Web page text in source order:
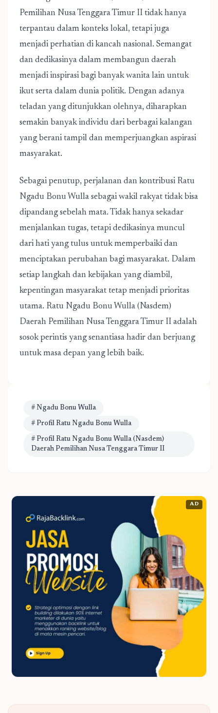
Pemilihan Nusa Tenggara Timur II tidak hanya
terpantau dalam konteks lokal, tetapi juga
menjadi perhatian di kancah nasional. Semangat
dan dedikasinya dalam membangun daerah
menjadi inspirasi bagi banyak wanita lain untuk
ikut serta dalam dunia politik. Dengan adanya
teladan yang ditunjukkan olehnya, diharapkan
semakin banyak individu dari berbagai kalangan
yang berani tampil dan memperjuangkan aspirasi
masyarakat.
Sebagai penutup, perjalanan dan kontribusi Ratu
Ngadu Bonu Wulla sebagai wakil rakyat tidak bisa
dipandang sebelah mata. Tidak hanya sekadar
menjalankan tugas, tetapi dedikasinya muncul
dari hati yang tulus untuk memperbaiki dan
menciptakan perubahan bagi masyarakat. Dalam
setiap langkah dan kebijakan yang diambil,
kepentingan masyarakat tetap menjadi prioritas
utama. Ratu Ngadu Bonu Wulla (Nasdem)
Daerah Pemilihan Nusa Tenggara Timur II adalah
sosok perintis yang senantiasa hadir dan berjuang
untuk masa depan yang lebih baik.
# Ngadu Bonu Wulla
# Profil Ratu Ngadu Bonu Wulla
# Profil Ratu Ngadu Bonu Wulla (Nasdem)
Daerah Pemilihan Nusa Tenggara Timur II
AD